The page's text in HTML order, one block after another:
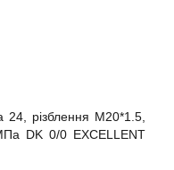
24, різблення M20*1.5,
DK 0/0 EXCELLENT